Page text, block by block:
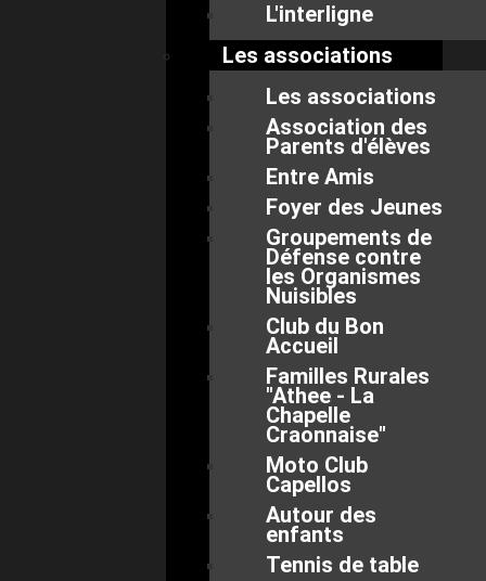
L'interligne
Les associations
Les associations
Association des
Parents d'élèves
Entre Amis
Foyer des Jeunes
Groupements de
Défense contre
les Organismes
Nuisibles
Club du Bon
Accueil
Familles Rurales
"Athee - La
Chapelle
Craonnaise"
Moto Club
Capellos
Autour des
enfants
Tennis de table